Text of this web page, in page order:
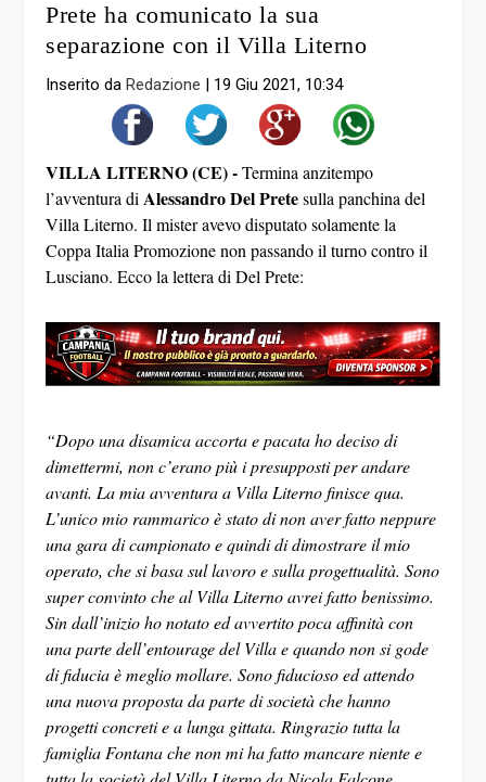
Prete ha comunicato la sua
separazione con il Villa Literno
Inserito da Redazione 19 Giu 2021, 10:34
VILLA LITERNO (CE) -Termina anzitempo
l’avventura diAlessandro Del Pretesulla panchina del
Villa Literno. Il mister avevo disputato solamente la
Coppa Italia Promozione non passando il turno contro il
Lusciano. Ecco la lettera di Del Prete:
“Dopo una disamica accorta e pacata ho deciso di
dimettermi, non c’erano più i presupposti per andare
avanti. La mia avventura a Villa Literno finisce qua.
L’unico mio rammarico è stato di non aver fatto neppure
una gara di campionato e quindi di dimostrare il mio
operato, che si basa sul lavoro e sulla progettualità. Sono
super convinto che al Villa Literno avrei fatto benissimo.
Sin dall’inizio ho notato ed avvertito poca affinità con
una parte dell’entourage del Villa e quando non si gode
di fiducia è meglio mollare. Sono fiducioso ed attendo
una nuova proposta da parte di società che hanno
progetti concreti e a lunga gittata. Ringrazio tutta la
famiglia Fontana che non mi ha fatto mancare niente e